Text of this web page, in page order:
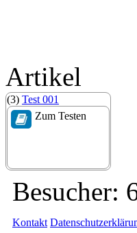
Artikel
(3) Test 001
Zum Testen
Besucher:
Kontakt